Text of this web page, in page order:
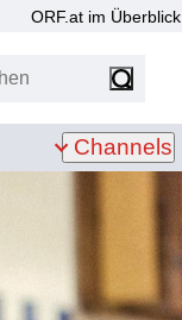
ORF.at im Überblick
Suchen
Channels